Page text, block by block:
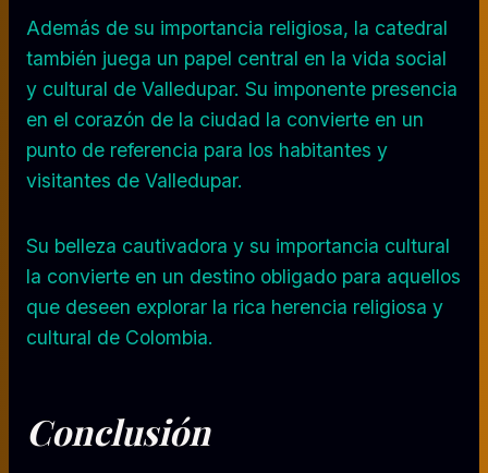
Además de su importancia religiosa, la catedral
también juega un papel central en la vida social
y cultural de Valledupar. Su imponente presencia
en el corazón de la ciudad la convierte en un
punto de referencia para los habitantes y
visitantes de Valledupar.
Su belleza cautivadora y su importancia cultural
la convierte en un destino obligado para aquellos
que deseen explorar la rica herencia religiosa y
cultural de Colombia.
Conclusión